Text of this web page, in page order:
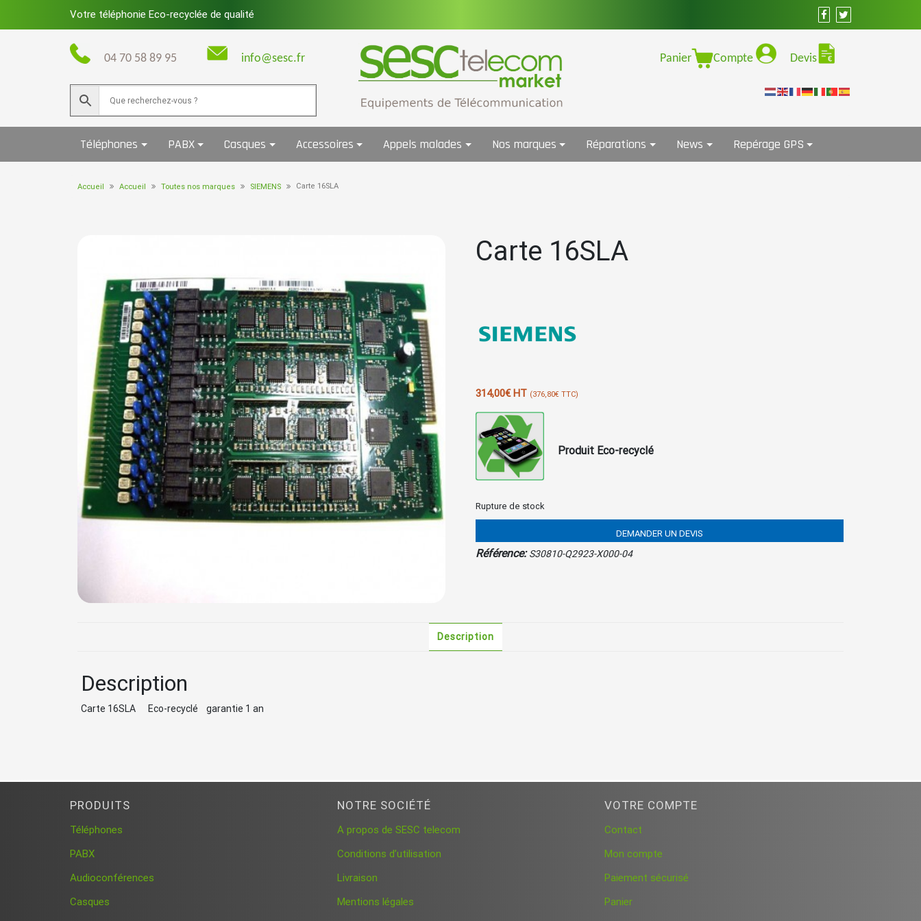
Votre téléphonie Eco-recyclée de qualité
04 70 58 89 95 info@sesc.fr Panier Compte Devis
Téléphones PABX Casques Accessoires Appels malades Nos marques Réparations News Repérage GPS
Accueil Accueil Toutes nos marques SIEMENS Carte 16SLA
Carte 16SLA
314,00€HT (376,80€ TTC)
Produit Eco-recyclé
Rupture de stock
DEMANDER UN DEVIS
Référence:S30810-Q2923-X000-04
Description
Description
Carte 16SLA Eco-recyclé garantie 1 an
PRODUITS
Téléphones
PABX
Audioconférences
Casques
NOTRE SOCIÉTÉ
A propos de SESC telecom
Conditions d’utilisation
Livraison
Mentions légales
VOTRE COMPTE
Contact
Mon compte
Paiement sécurisé
Panier